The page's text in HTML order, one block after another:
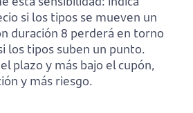
si los tipos se mueven un
duración 8 perderá en torno
los tipos suben un punto.
plazo y más bajo el cupón,
y más riesgo.